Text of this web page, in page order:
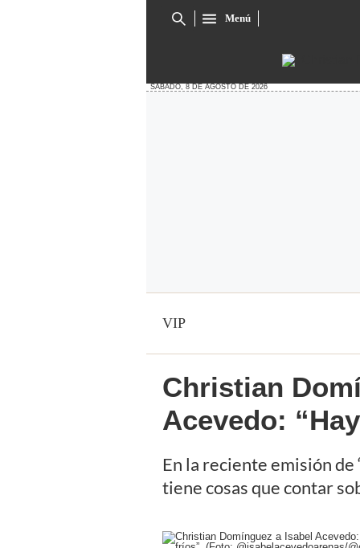
CuadroMenú
SÁBADO, 8 DE AGOSTO DE 2026
VIP
Christian
Acevedo:
En la reciente emisión
tiene cosas que contar